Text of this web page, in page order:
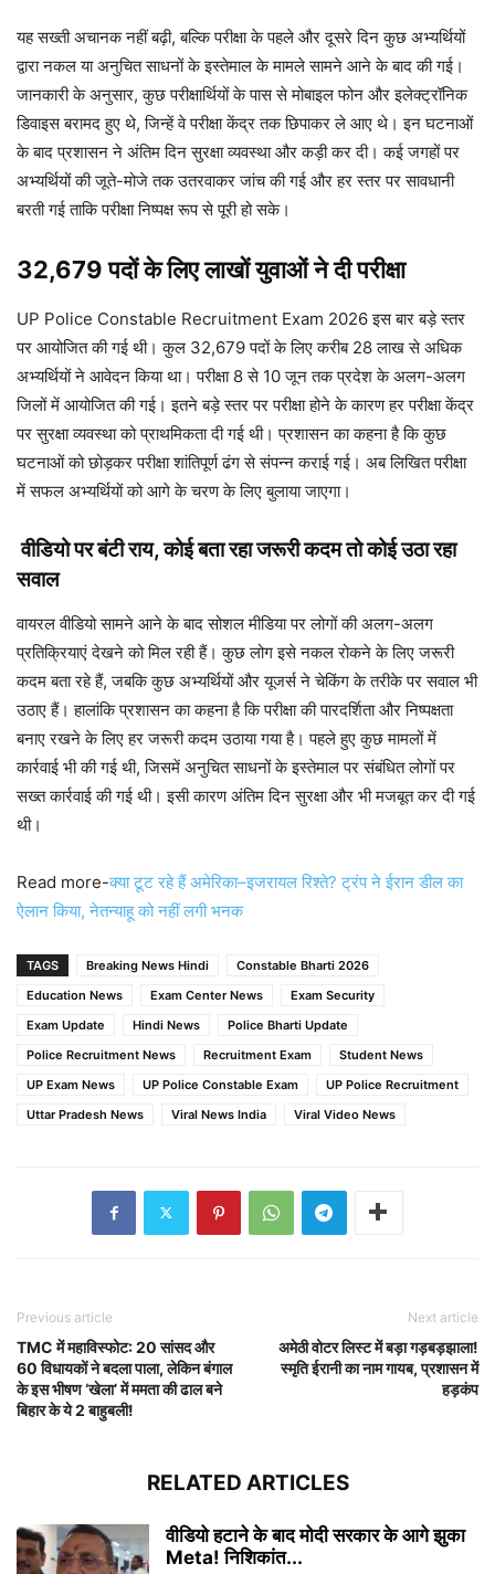
यह सख्ती अचानक नहीं बढ़ी, बल्कि परीक्षा के पहले और दूसरे दिन कुछ अभ्यर्थियों
द्वारा नकल या अनुचित साधनों के इस्तेमाल के मामले सामने आने के बाद की गई।
जानकारी के अनुसार, कुछ परीक्षार्थियों के पास से मोबाइल फोन और इलेक्ट्रॉनिक
डिवाइस बरामद हुए थे, जिन्हें वे परीक्षा केंद्र तक छिपाकर ले आए थे। इन घटनाओं
के बाद प्रशासन ने अंतिम दिन सुरक्षा व्यवस्था और कड़ी कर दी। कई जगहों पर
अभ्यर्थियों की जूते-मोजे तक उतरवाकर जांच की गई और हर स्तर पर सावधानी
बरती गई ताकि परीक्षा निष्पक्ष रूप से पूरी हो सके।
32,679 पदों के लिए लाखों युवाओं ने दी परीक्षा
UP Police Constable Recruitment Exam 2026 इस बार बड़े स्तर
पर आयोजित की गई थी। कुल 32,679 पदों के लिए करीब 28 लाख से अधिक
अभ्यर्थियों ने आवेदन किया था। परीक्षा 8 से 10 जून तक प्रदेश के अलग-अलग
जिलों में आयोजित की गई। इतने बड़े स्तर पर परीक्षा होने के कारण हर परीक्षा केंद्र
पर सुरक्षा व्यवस्था को प्राथमिकता दी गई थी। प्रशासन का कहना है कि कुछ
घटनाओं को छोड़कर परीक्षा शांतिपूर्ण ढंग से संपन्न कराई गई। अब लिखित परीक्षा
में सफल अभ्यर्थियों को आगे के चरण के लिए बुलाया जाएगा।
वीडियो पर बंटी राय, कोई बता रहा जरूरी कदम तो कोई उठा रहा
सवाल
वायरल वीडियो सामने आने के बाद सोशल मीडिया पर लोगों की अलग-अलग
प्रतिक्रियाएं देखने को मिल रही हैं। कुछ लोग इसे नकल रोकने के लिए जरूरी
कदम बता रहे हैं, जबकि कुछ अभ्यर्थियों और यूजर्स ने चेकिंग के तरीके पर सवाल भी
उठाए हैं। हालांकि प्रशासन का कहना है कि परीक्षा की पारदर्शिता और निष्पक्षता
बनाए रखने के लिए हर जरूरी कदम उठाया गया है। पहले हुए कुछ मामलों में
कार्रवाई भी की गई थी, जिसमें अनुचित साधनों के इस्तेमाल पर संबंधित लोगों पर
सख्त कार्रवाई की गई थी। इसी कारण अंतिम दिन सुरक्षा और भी मजबूत कर दी गई
थी।
Read more-क्या टूट रहे हैं अमेरिका–इजरायल रिश्ते? ट्रंप ने ईरान डील का
ऐलान किया, नेतन्याहू को नहीं लगी भनक
TAGS Breaking News Hindi
Constable Bharti 2026
Education News
Exam Center News
Exam Security
Exam Update
Hindi News
Police Bharti Update
Police Recruitment News
Recruitment Exam
Student News
UP Exam News
UP Police Constable Exam
UP Police Recruitment
Uttar Pradesh News
Viral News India Viral Video News
Previous article
TMC में महाविस्फोट: 20 सांसद और
60 विधायकों ने बदला पाला, लेकिन बंगाल
के इस भीषण ‘खेला’ में ममता की ढाल बने
बिहार के ये 2 बाहुबली!
Next article
अमेठी वोटर लिस्ट में बड़ा गड़बड़झाला!
स्मृति ईरानी का नाम गायब, प्रशासन में
हड़कंप
RELATED ARTICLES
वीडियो हटाने के बाद मोदी सरकार के आगे झुका
Meta! निशिकांत...